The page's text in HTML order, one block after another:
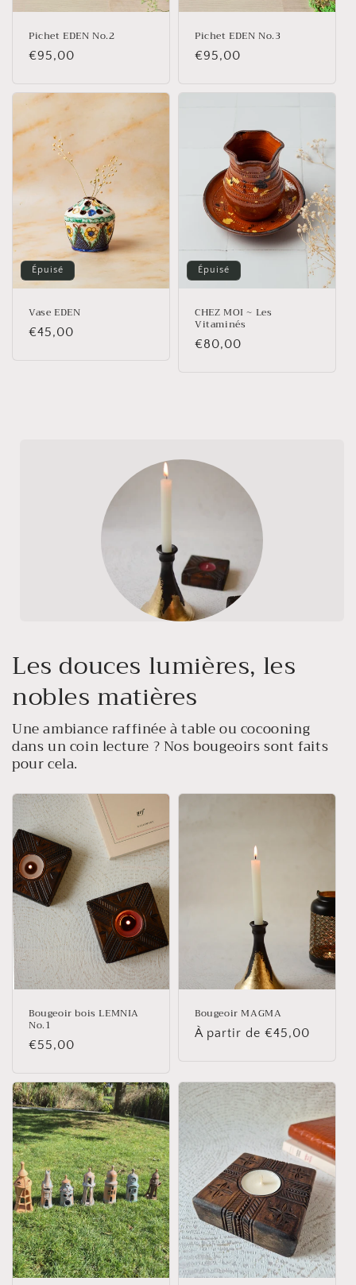
Pichet EDEN No.2
Prix
€95,00
Pichet EDEN No.3
Prix
€95,00
Épuisé
Vase EDEN
Prix
€45,00
Épuisé
CHEZ MOI ~ Les
Vitaminés
Prix
€80,00
Les douces lumières, les
nobles matières
Une ambiance raffinée à table ou cocooning
dans un coin lecture ? Nos bougeoirs sont faits
pour cela.
Bougeoir bois LEMNIA
No.1
Prix
€55,00
Bougeoir MAGMA
Prix
À partir de €45,00